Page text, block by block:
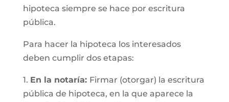
hipoteca siempre se hace por escritura
pública.
Para hacer la hipoteca los interesados
deben cumplir dos etapas:
1. En la notaría: Firmar (otorgar) la escritura
pública de hipoteca, en la que aparece la